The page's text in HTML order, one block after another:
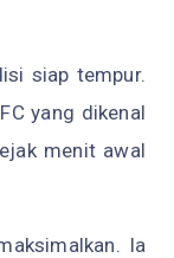
siap tempur.
yang dikenal
menit awal
Ia